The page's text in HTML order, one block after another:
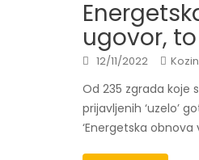
ugovor,
12/11/2022
Od 235 zgrada koje
prijavljenih ‘uzelo’
‘Energetska